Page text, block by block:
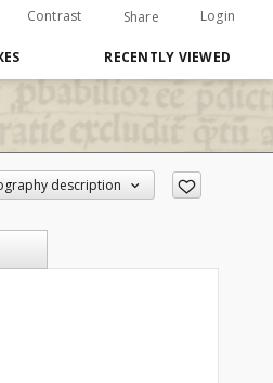
Contrast Share Login
RECENTLY VIEWED
description